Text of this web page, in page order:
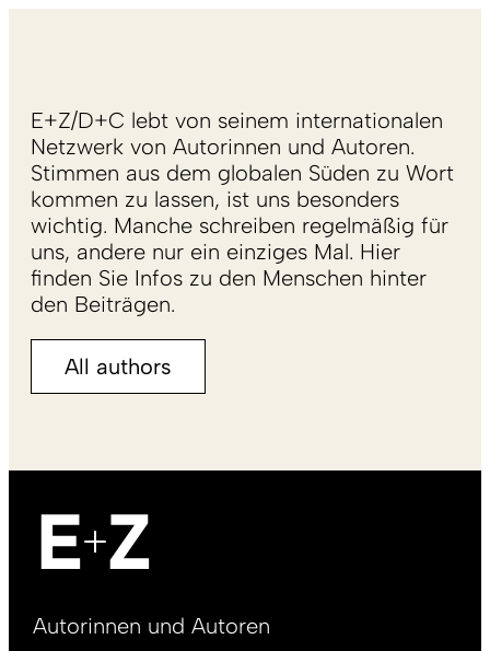
E+Z/D+C lebt von seinem internationalen
Netzwerk von Autorinnen und Autoren.
Stimmen aus dem globalen Süden zu Wort
kommen zu lassen, ist uns besonders
wichtig. Manche schreiben regelmäßig für
uns, andere nur ein einziges Mal. Hier
finden Sie Infos zu den Menschen hinter
den Beiträgen.
All authors
Footer
Autorinnen und Autoren